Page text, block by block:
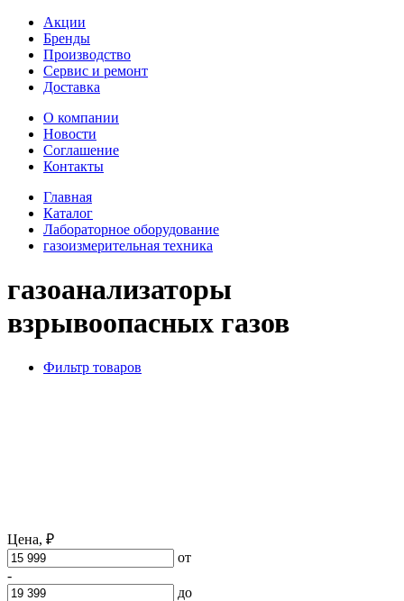
Акции
Бренды
Производство
Сервис и ремонт
Доставка
О компании
Новости
Соглашение
Контакты
Главная
Каталог
Лабораторное оборудование
газоизмерительная техника
газоанализаторы
взрывоопасных газов
Фильтр товаров
Цена, ₽
от
-
до